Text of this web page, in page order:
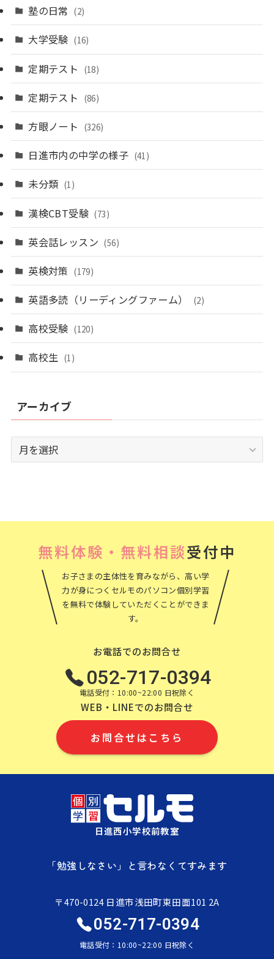
塾の日常 (2)
大学受験 (16)
定期テスト (18)
定期テスト (86)
方眼ノート (326)
日進市内の中学の様子 (41)
未分類 (1)
漢検CBT受験 (73)
英会話レッスン (56)
英検対策 (179)
英語多読（リーディングファーム） (2)
高校受験 (120)
高校生 (1)
アーカイブ
ー
無料体験・無料相談受付中
お子さまの主体性を育みながら、高い学
力が身につくセルモのパソコン個別学習
を無料で体験していただくことができま
す。
お電話でのお問合せ
052-717-0394
電話受付：10:00~22:00 日祝除く
WEB・LINEでのお問合せ
お問合せはこちら
日進西小学校前教室
「勉強しなさい」と言わなくてすみます
〒470-0124 日進市浅田町東田面101 2A
052-717-0394
電話受付：10:00~22:00 日祝除く